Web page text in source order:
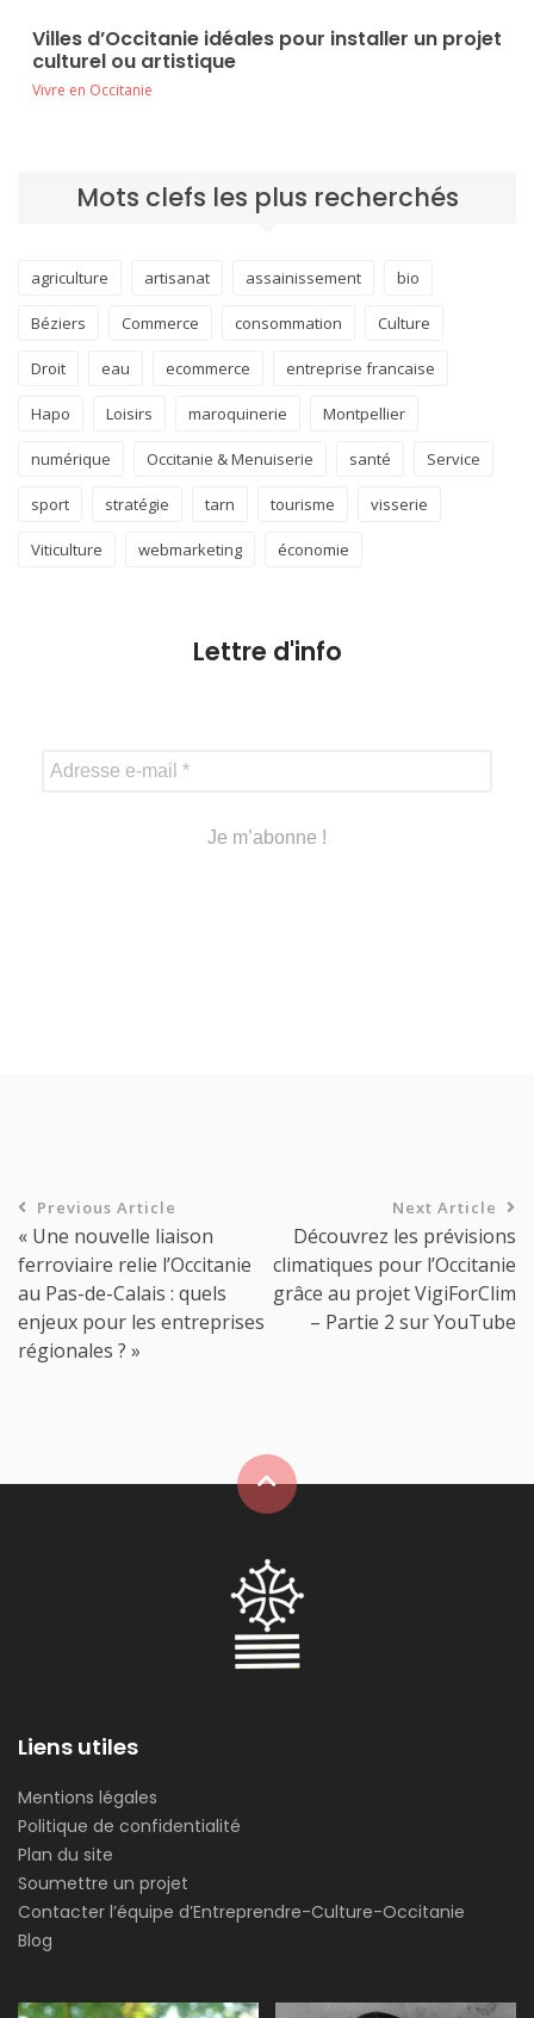
Villes d’Occitanie idéales pour installer un projet
culturel ou artistique
Vivre en Occitanie
Mots clefs les plus recherchés
agriculture artisanat assainissement bio
Béziers Commerce consommation Culture
Droit eau ecommerce entreprise francaise
Hapo Loisirs maroquinerie Montpellier
numérique Occitanie & Menuiserie santé Service
sport stratégie tarn tourisme visserie
Viticulture webmarketing économie
Lettre d'info
Previous Article
« Une nouvelle liaison
ferroviaire relie l’Occitanie
au Pas-de-Calais : quels
enjeux pour les entreprises
régionales ? »
Next Article
Découvrez les prévisions
climatiques pour l’Occitanie
grâce au projet VigiForClim
– Partie 2 sur YouTube
Liens utiles
Mentions légales
Politique de confidentialité
Plan du site
Soumettre un projet
Contacter l’équipe d’Entreprendre-Culture-Occitanie
Blog